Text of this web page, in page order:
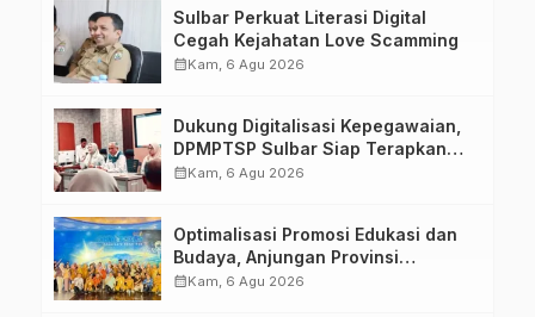
Sulbar Perkuat Literasi Digital
Cegah Kejahatan Love Scamming
calendar_monthKam, 6 Agu 2026
Dukung Digitalisasi Kepegawaian,
DPMPTSP Sulbar Siap Terapkan
Aplikasi FLEKSI ASN
calendar_monthKam, 6 Agu 2026
Optimalisasi Promosi Edukasi dan
Budaya, Anjungan Provinsi
Sulawesi Barat Perkuat Kolaborasi
calendar_monthKam, 6 Agu 2026